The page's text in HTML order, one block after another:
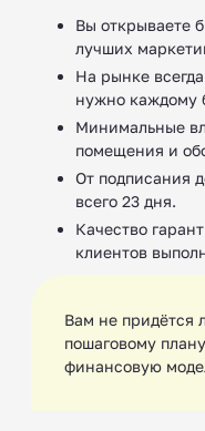
Вы открываете
лучших
На рынке
нужно каждому
Минимальные
помещения и
От подписания
всего 23 дня.
Качество
клиентов
Вам не придётся
пошаговому
финансовую